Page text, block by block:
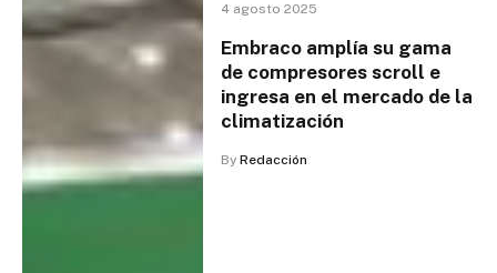
4 agosto 2025
Embraco amplía su gama
de compresores scroll e
ingresa en el mercado de la
climatización
By Redacción